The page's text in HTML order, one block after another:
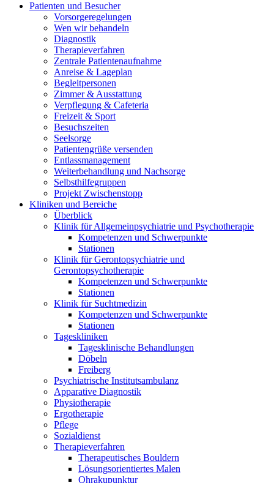
Patienten und Besucher
Vorsorgeregelungen
Wen wir behandeln
Diagnostik
Therapieverfahren
Zentrale Patientenaufnahme
Anreise & Lageplan
Begleitpersonen
Zimmer & Ausstattung
Verpflegung & Cafeteria
Freizeit & Sport
Besuchszeiten
Seelsorge
Patientengrüße versenden
Entlassmanagement
Weiterbehandlung und Nachsorge
Selbsthilfegruppen
Projekt Zwischenstopp
Kliniken und Bereiche
Überblick
Klinik für Allgemeinpsychiatrie und Psychotherapie
Kompetenzen und Schwerpunkte
Stationen
Klinik für Gerontopsychiatrie und
Gerontopsychotherapie
Kompetenzen und Schwerpunkte
Stationen
Klinik für Suchtmedizin
Kompetenzen und Schwerpunkte
Stationen
Tageskliniken
Tagesklinische Behandlungen
Döbeln
Freiberg
Psychiatrische Institutsambulanz
Apparative Diagnostik
Physiotherapie
Ergotherapie
Pflege
Sozialdienst
Therapieverfahren
Therapeutisches Bouldern
Lösungsorientiertes Malen
Ohrakupunktur